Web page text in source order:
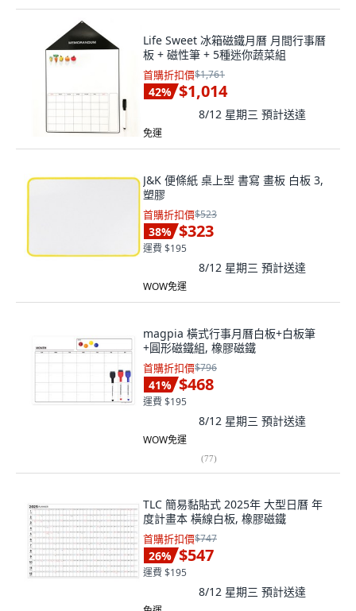
Life Sweet 冰箱磁鐵月曆 月間行事曆
板 + 磁性筆 + 5種迷你蔬菜組
首購折扣價$1,761
42% $1,014
8/12 星期三 預計送達
免運
J&K 便條紙 桌上型 書寫 畫板 白板 3,
塑膠
首購折扣價$523
38% $323
運費 $195
8/12 星期三 預計送達
WOW免運
magpia 橫式行事月曆白板+白板筆
+圓形磁鐵組, 橡膠磁鐵
首購折扣價$796
41% $468
運費 $195
8/12 星期三 預計送達
WOW免運
(77)
TLC 簡易黏貼式 2025年 大型日曆 年
度計畫本 橫線白板, 橡膠磁鐵
首購折扣價$747
26% $547
運費 $195
8/12 星期三 預計送達